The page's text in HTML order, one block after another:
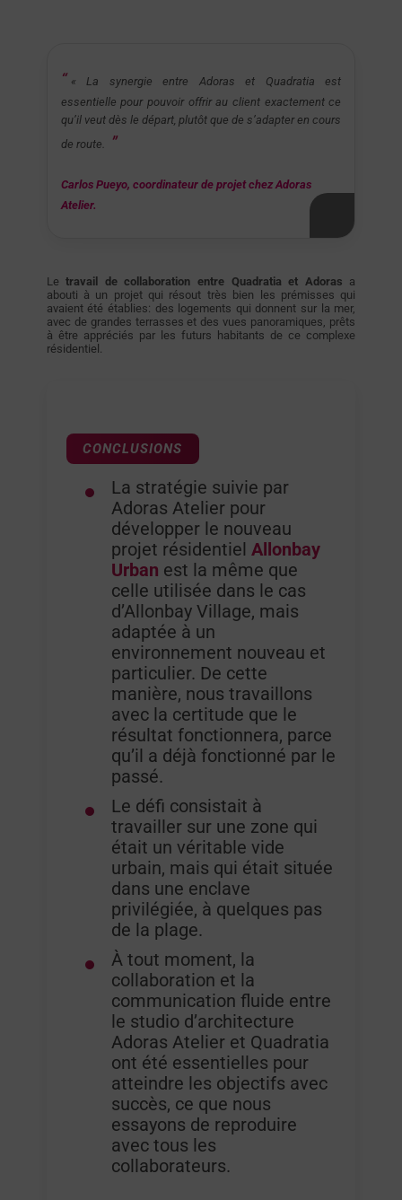
« La synergie entre Adoras et Quadratia est
essentielle pour pouvoir offrir au client exactement ce
qu’il veut dès le départ, plutôt que de s’adapter en cours
de route.
Carlos Pueyo, coordinateur de projet chez Adoras
Atelier.
Letravail de collaboration entre Quadratia et Adoras a
abouti à un projet qui résout très bien les prémisses qui
avaient été établies: des logements qui donnent sur la mer,
avec de grandes terrasses et des vues panoramiques, prêts
à être appréciés par les futurs habitants de ce complexe
résidentiel.
CONCLUSIONS
La stratégie suivie par
Adoras Atelier pour
développer le nouveau
projet résidentielAllonbay
Urban est la même que
celle utilisée dans le cas
d’Allonbay Village, mais
adaptée à un
environnement nouveau et
particulier. De cette
manière, nous travaillons
avec la certitude que le
résultat fonctionnera, parce
qu’il a déjà fonctionné par le
passé.
Le défi consistait à
travailler sur une zone qui
était un véritable vide
urbain, mais qui était située
dans une enclave
privilégiée, à quelques pas
de la plage.
À tout moment, la
collaboration et la
communication fluide entre
le studio d’architecture
Adoras Atelier et Quadratia
ont été essentielles pour
atteindre les objectifs avec
succès, ce que nous
essayons de reproduire
avec tous les
collaborateurs.